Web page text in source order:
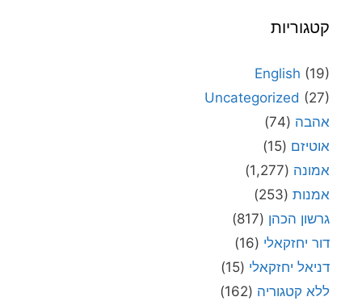
קטגוריות
English (19)
Uncategorized (27)
אהבה (74)
אוטיזם (15)
אמונה (1,277)
אמנות (253)
גרשון הכהן (817)
דור יחזקאלי (16)
דניאל יחזקאלי (15)
ללא קטגוריה (162)